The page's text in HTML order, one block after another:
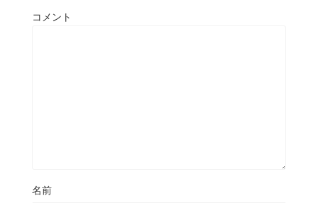
コメント
名前